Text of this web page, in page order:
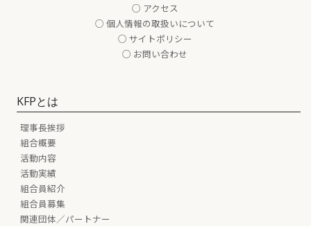
○ アクセス
○ 個人情報の取扱いについて
○ サイトポリシー
○ お問い合わせ
KFPとは
理事長挨拶
組合概要
活動内容
活動実績
組合員紹介
組合員募集
関連団体／パートナー